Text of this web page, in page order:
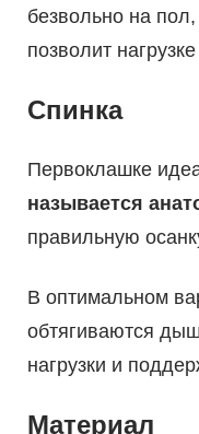
безвольно на
позволит
Спинка
Первоклашке
называется
правильную
В оптимальном
обтягиваются
нагрузки и
Материал